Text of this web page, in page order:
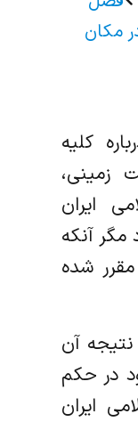
مکان
کلیه
زمینی،
ایران
آنکه
شده
نتیجه آن
در حکم
ایران